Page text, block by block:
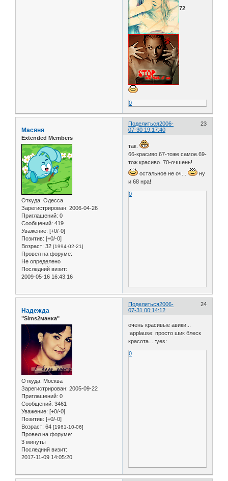
72
0
Поделиться 23
2006-
07-30 19:17:40
Масяня
Extended Members
Откуда: Одесса
Зарегистрирован: 2006-04-26
Приглашений: 0
Сообщений: 419
Уважение: [+0/-0]
Позитив: [+0/-0]
Возраст: 32 [1994-02-21]
Провел на форуме:
Не определено
Последний визит:
2009-05-16 16:43:16
так.
66-красиво.67-тоже самое.69-
тож красиво. 70-очшень!
остальное не оч...
ну
и 68 нра!
0
Поделиться 24
2006-
07-31 00:14:12
Надежда
"Sims2манка"
Откуда: Москва
Зарегистрирован: 2005-09-22
Приглашений: 0
Сообщений: 3461
Уважение: [+0/-0]
Позитив: [+0/-0]
Возраст: 64 [1961-10-06]
Провел на форуме:
3 минуты
Последний визит:
2017-11-09 14:05:20
очень красивые авики...
:applause: просто шик блеск
красота... :yes:
0